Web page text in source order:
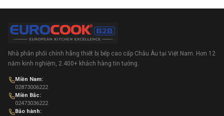
Nhà phân phối chính hãng thiết bị bếp cao cấp Châu Âu tại Việt Nam. Hơn 12
năm kinh nghiệm, 2.400+ khách hàng tin tưởng.
Miền Nam:
02873006222
Miền Bắc:
02473036222
Bảo hành: